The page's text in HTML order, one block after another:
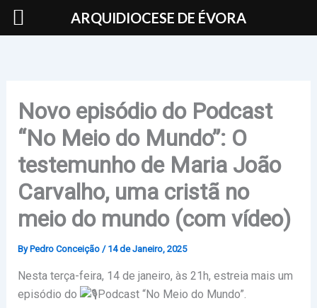
Skip
Novo episódio do Podcast
“No Meio do Mundo”: O
testemunho de Maria João
Carvalho, uma cristã no
meio do mundo (com vídeo)
By Pedro Conceição / 14 de Janeiro, 2025
Nesta terça-feira, 14 de janeiro, às 21h, estreia mais um
episódio do
Podcast “No Meio do Mundo”.
ARQUIDIOCESE DE ÉVORA